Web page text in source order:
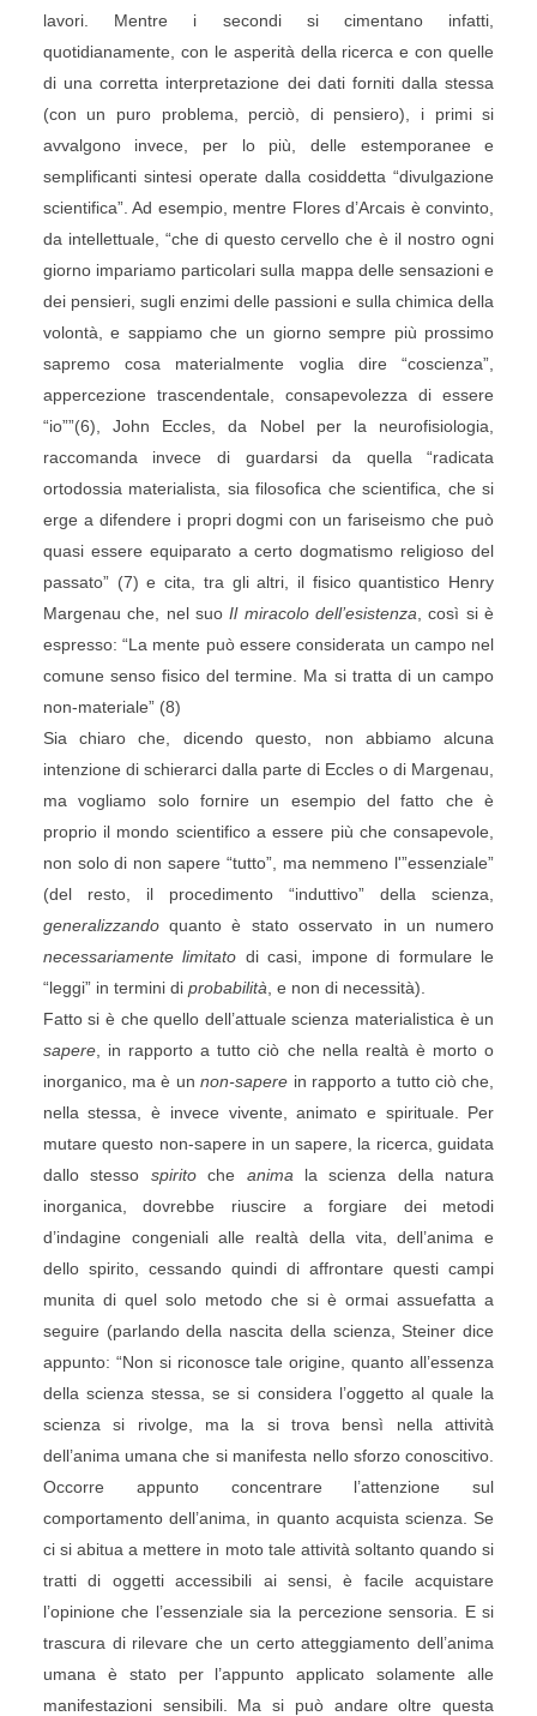
lavori. Mentre i secondi si cimentano infatti,
quotidianamente, con le asperità della ricerca e con quelle
di una corretta interpretazione dei dati forniti dalla stessa
(con un puro problema, perciò, di pensiero), i primi si
avvalgono invece, per lo più, delle estemporanee e
semplificanti sintesi operate dalla cosiddetta “divulgazione
scientifica”. Ad esempio, mentre Flores d’Arcais è convinto,
da intellettuale, “che di questo cervello che è il nostro ogni
giorno impariamo particolari sulla mappa delle sensazioni e
dei pensieri, sugli enzimi delle passioni e sulla chimica della
volontà, e sappiamo che un giorno sempre più prossimo
sapremo cosa materialmente voglia dire “coscienza”,
appercezione trascendentale, consapevolezza di essere
“io””(6), John Eccles, da Nobel per la neurofisiologia,
raccomanda invece di guardarsi da quella “radicata
ortodossia materialista, sia filosofica che scientifica, che si
erge a difendere i propri dogmi con un fariseismo che può
quasi essere equiparato a certo dogmatismo religioso del
passato” (7) e cita, tra gli altri, il fisico quantistico Henry
Margenau che, nel suoIl miracolo dell’esistenza , così si è
espresso: “La mente può essere considerata un campo nel
comune senso fisico del termine. Ma si tratta di un campo
non-materiale” (8)
Sia chiaro che, dicendo questo, non abbiamo alcuna
intenzione di schierarci dalla parte di Eccles o di Margenau,
ma vogliamo solo fornire un esempio del fatto che è
proprio il mondo scientifico a essere più che consapevole,
non solo di non sapere “tutto”, ma nemmeno l'”essenziale”
(del resto, il procedimento “induttivo” della scienza,
generalizzandoquanto è stato osservato in un numero
necessariamente limitato di casi, impone di formulare le
“leggi” in termini di probabilità , e non di necessità).
Fatto si è che quello dell’attuale scienza materialistica è un
sapere, in rapporto a tutto ciò che nella realtà è morto o
inorganico, ma è unnon-sapere in rapporto a tutto ciò che,
nella stessa, è invece vivente, animato e spirituale. Per
mutare questo non-sapere in un sapere, la ricerca, guidata
dallo stesso spiritoche anima la scienza della natura
inorganica, dovrebbe riuscire a forgiare dei metodi
d’indagine congeniali alle realtà della vita, dell’anima e
dello spirito, cessando quindi di affrontare questi campi
munita di quel solo metodo che si è ormai assuefatta a
seguire (parlando della nascita della scienza, Steiner dice
appunto: “Non si riconosce tale origine, quanto all’essenza
della scienza stessa, se si considera l’oggetto al quale la
scienza si rivolge, ma la si trova bensì nella attività
dell’anima umana che si manifesta nello sforzo conoscitivo.
Occorre appunto concentrare l’attenzione sul
comportamento dell’anima, in quanto acquista scienza. Se
ci si abitua a mettere in moto tale attività soltanto quando si
tratti di oggetti accessibili ai sensi, è facile acquistare
l’opinione che l’essenziale sia la percezione sensoria. E si
trascura di rilevare che un certo atteggiamento dell’anima
umana è stato per l’appunto applicato solamente alle
manifestazioni sensibili. Ma si può andare oltre questa